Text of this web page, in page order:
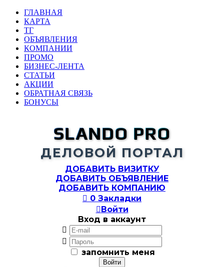
ГЛАВНАЯ
КАРТА
ТГ
ОБЪЯВЛЕНИЯ
КОМПАНИИ
ПРОМО
БИЗНЕС-ЛЕНТА
СТАТЬИ
АКЦИИ
ОБРАТНАЯ СВЯЗЬ
БОНУСЫ
SLANDO PRO
ДЕЛОВОЙ ПОРТАЛ
ДОБАВИТЬ ВИЗИТКУ
ДОБАВИТЬ ОБЪЯВЛЕНИЕ
ДОБАВИТЬ КОМПАНИЮ
 0 Закладки
Войти
Вход в аккаунт


запомнить меня